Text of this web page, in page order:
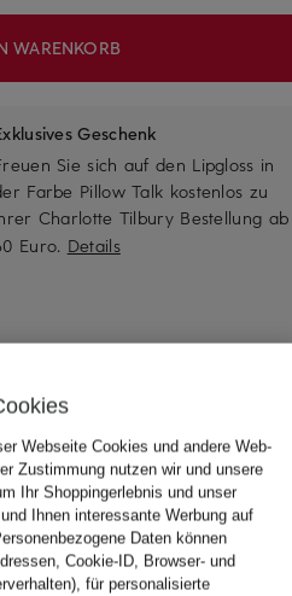
WARENKORB
Geschenk
Sie sich auf den Lipgloss in
Farbe Pillow Talk kostenlos zu
Charlotte Tilbury Bestellung ab
Euro. Details
Webseite Cookies und andere Web-
Zustimmung nutzen wir und unsere
Ihr Shoppingerlebnis und unser
Ihnen interessante Werbung auf
Daten können
Cookie-ID, Browser- und
für personalisierte